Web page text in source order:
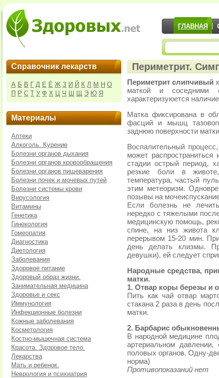
ГЛАВНАЯ
Справочник лекарств
А Б В Г Д Е Ё Ж З И Й К Л М Н О
П Р С Т У Ф Х Ц Ч Ш Щ Э Ю Я
Материалы
Аптеки
Алкоголь. Курение
Болезни органов дыхания
Болезни органов кровообращения
Болезни органов пищеварения
Болезни почек и мочевых путей
Болезни системы крови
Вирусология
Витамины
Генетика
Гинекология
Гомеопатия
Диагностика
Диетология
Заболевания
Здоровое питание
Здоровый образ жизни.
Занимательная медицина
Здоровье и секс
Иммунология
Инфекционные болезни
Кожные заболевания
Косметология
Костно-мышечная система
Красота. Здоровое тело.
Лекарства
Мать и ребенок.
Неврология и психиатрия
Периметрит.
Периметрит слипчивый
маткой и соседними
характеризуюется
Матка фиксирована в
фасций и мышц
заднюю поверхности
Воспалительный
может
стадии острый период,
резкие боли в
температура, частый
этим метеоризм.
позывы на
Если болезнь не
нередко с тяжелыми
медицинскую помощь,
спине, на низ живота
перерывом 15-20 мин.
день делать клизмы.
девушки), ей следует
Народные средства,
матки.
1. Отвар коры березы и
Пить как чай отвар
стакана 2 раза в день
матки.
2. Барбарис
В народной медицине
артериальном
половых органов. Одну-
норма)
Противопоказаний нет